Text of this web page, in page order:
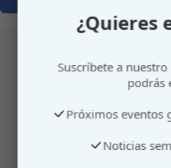
Atención
manera
¿Quieres
Suscríbete a
podrás
Próximos eventos
Noticias